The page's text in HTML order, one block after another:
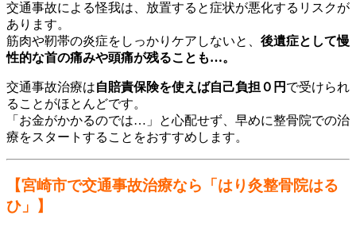
交通事故による怪我は、放置すると症状が悪化するリスクが
あります。
筋肉や靭帯の炎症をしっかりケアしないと、 後遺症として慢
性的な首の痛みや頭痛が残ることも…。
交通事故治療は自賠責保険を使えば自己負担０円 で受けられ
ることがほとんどです。
「お金がかかるのでは…」と心配せず、早めに整骨院での治
療をスタートすることをおすすめします。
【宮崎市で交通事故治療なら「はり灸整骨院はる
ひ」】